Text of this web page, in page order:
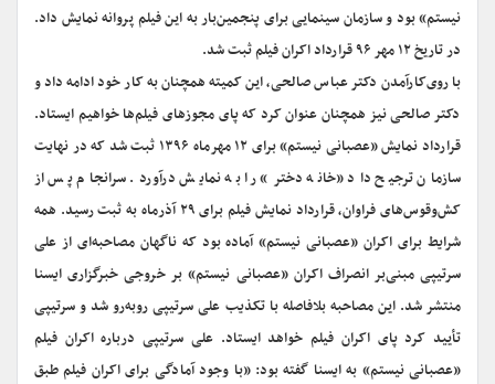
نیستم» بود و سازمان سینمایی برای پنجمین‌بار به این فیلم پروانه نمایش داد.
در تاریخ ۱۲ مهر ۹۶ قرارداد اکران فیلم ثبت شد.
با روی‌کار‌آمدن دکتر عباس صالحی، این کمیته همچنان به کار خود ادامه داد و
دکتر صالحی نیز همچنان عنوان کرد که پای مجوز‌های فیلم‌ها خواهیم ایستاد.
قرارداد نمایش «عصبانی نیستم» برای ۱۲ مهرماه ۱۳۹۶ ثبت شد که در نهایت
سازمان ترجیح داد «خانه دختر» را به نمایش درآورد. سرانجام پس از
کش‌وقوس‌های فراوان، قرارداد نمایش فیلم برای ۲۹ آذرماه به ثبت رسید. همه
شرایط برای اکران «عصبانی نیستم» آماده بود که ناگهان مصاحبه‌ای از علی
سرتیپی مبنی‌بر انصراف اکران «عصبانی نیستم» بر خروجی خبرگزاری ایسنا
منتشر شد. این مصاحبه بلافاصله با تکذیب علی سرتیپی روبه‌رو شد و سرتیپی
تأیید کرد پای اکران فیلم خواهد ایستاد. علی سرتیپی درباره اکران فیلم
«عصبانی نیستم» به ایسنا گفته بود: «با وجود آمادگی برای اکران فیلم طبق